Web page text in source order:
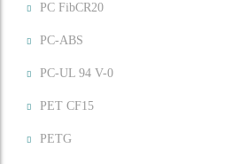
PC FibCR20
PC-ABS
PC-UL 94 V-0
PET CF15
PETG